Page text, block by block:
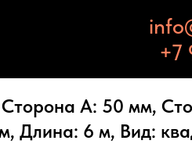
+7
А: 50 мм,
Длина: 6 м, Вид: